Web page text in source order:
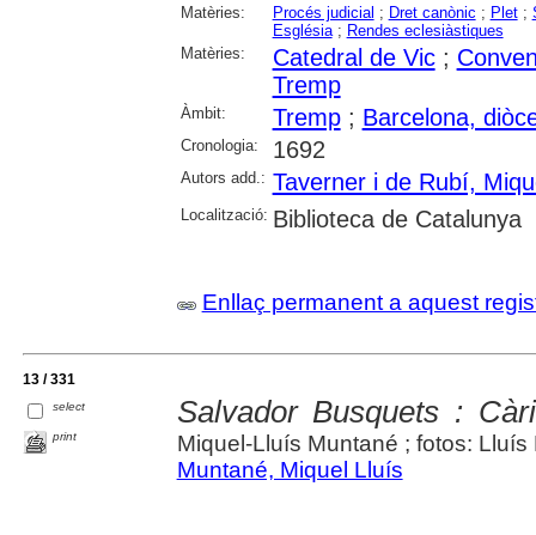
Matèries: Procés judicial ; Dret canònic ; Plet;
Església; Rendes eclesiàstiques
Matèries:
Catedral de Vic;
Tremp
Àmbit: Tremp; Barcelona,
Cronologia: 1692
Autors add.: Taverner i de Rubí,
Localització: Biblioteca de Catalunya
Enllaç permanent a aquest
13 / 331
select
print
Salvador Busquets :
Miquel-Lluís Muntané ; fotos: Lluís
Muntané, Miquel Lluís